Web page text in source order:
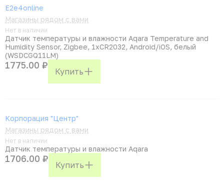
E2e4online
Магазины рядом с вами
Нет в наличии
Датчик температуры и влажности Aqara Temperature and
Humidity Sensor, Zigbee, 1xCR2032, Android/iOS, белый
(WSDCGQ11LM)
1775.00 ₽
Купить
Корпорация "Центр"
Магазины рядом с вами
Нет в наличии
Датчик температуры и влажности Aqara
1706.00 ₽
Купить